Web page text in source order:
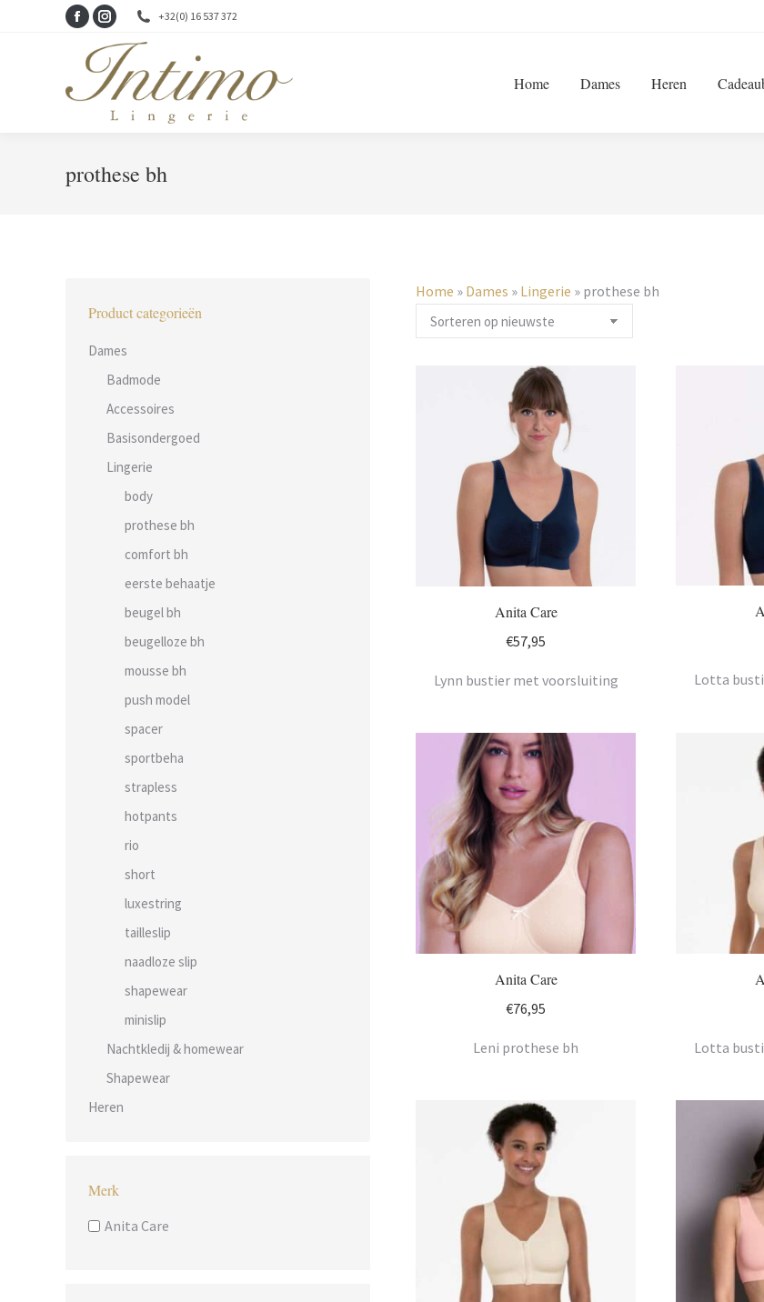
Facebook
page
opens
in
Instagram
page
opens
in
new
+32(0) 16 537 372
Home Dames Heren
prothese bh
Home » Dames » Lingerie » prothese bh
Anita Care
€57,95
Lynn bustier met voorsluiting Lotta
Anita Care
€76,95
Leni prothese bh Lotta
Product categorieën
Dames
Badmode
Accessoires
Basisondergoed
Lingerie
body
prothese bh
comfort bh
eerste behaatje
beugel bh
beugelloze bh
mousse bh
push model
spacer
sportbeha
strapless
hotpants
rio
short
luxestring
tailleslip
naadloze slip
shapewear
minislip
Nachtkledij & homewear
Shapewear
Heren
Merk
Anita Care